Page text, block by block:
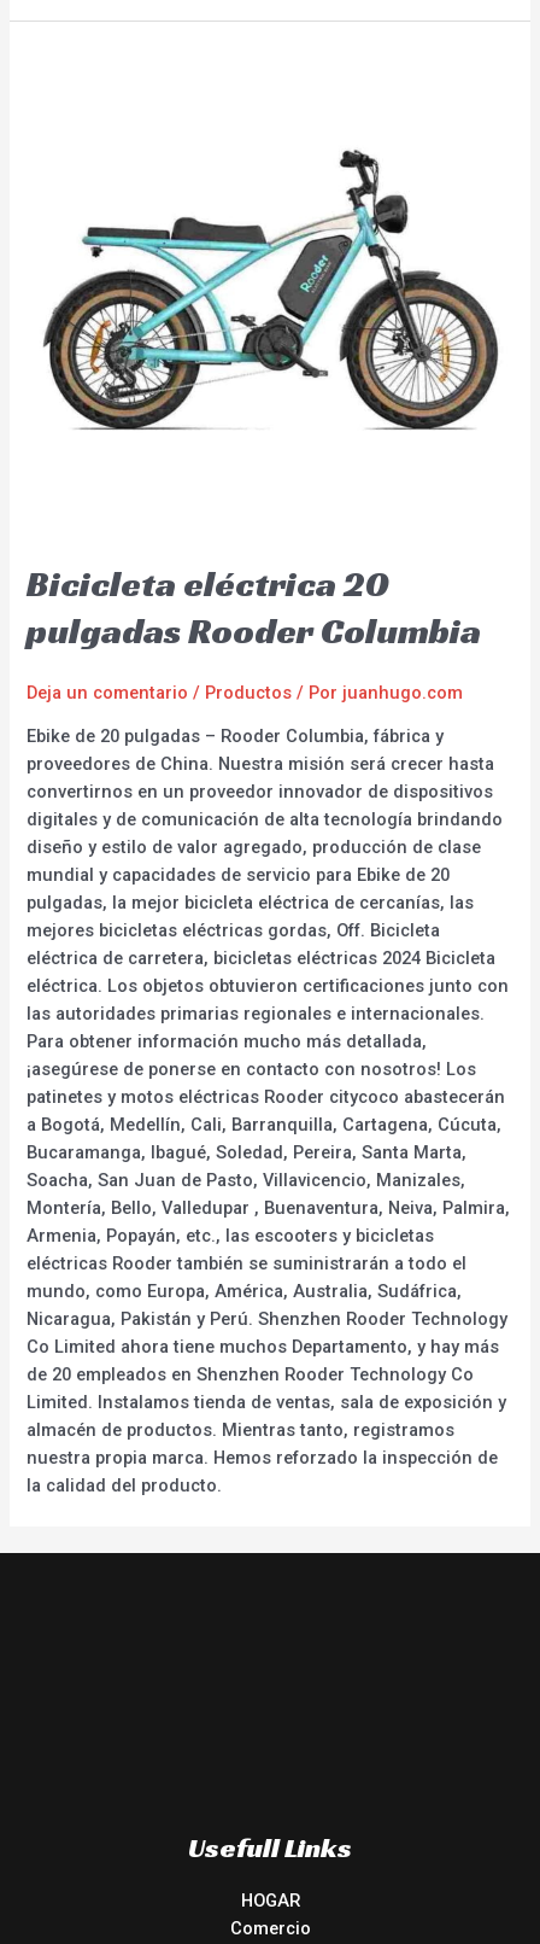
Bicicleta eléctrica 20
pulgadas Rooder Columbia
Deja un comentario / Productos / Por juanhugo.com
Ebike de 20 pulgadas – Rooder Columbia, fábrica y
proveedores de China. Nuestra misión será crecer hasta
convertirnos en un proveedor innovador de dispositivos
digitales y de comunicación de alta tecnología brindando
diseño y estilo de valor agregado, producción de clase
mundial y capacidades de servicio para Ebike de 20
pulgadas, la mejor bicicleta eléctrica de cercanías, las
mejores bicicletas eléctricas gordas, Off. Bicicleta
eléctrica de carretera, bicicletas eléctricas 2024 Bicicleta
eléctrica. Los objetos obtuvieron certificaciones junto con
las autoridades primarias regionales e internacionales.
Para obtener información mucho más detallada,
¡asegúrese de ponerse en contacto con nosotros! Los
patinetes y motos eléctricas Rooder citycoco abastecerán
a Bogotá, Medellín, Cali, Barranquilla, Cartagena, Cúcuta,
Bucaramanga, Ibagué, Soledad, Pereira, Santa Marta,
Soacha, San Juan de Pasto, Villavicencio, Manizales,
Montería, Bello, Valledupar , Buenaventura, Neiva, Palmira,
Armenia, Popayán, etc., las escooters y bicicletas
eléctricas Rooder también se suministrarán a todo el
mundo, como Europa, América, Australia, Sudáfrica,
Nicaragua, Pakistán y Perú. Shenzhen Rooder Technology
Co Limited ahora tiene muchos Departamento, y hay más
de 20 empleados en Shenzhen Rooder Technology Co
Limited. Instalamos tienda de ventas, sala de exposición y
almacén de productos. Mientras tanto, registramos
nuestra propia marca. Hemos reforzado la inspección de
la calidad del producto.
Usefull Links
HOGAR
Comercio